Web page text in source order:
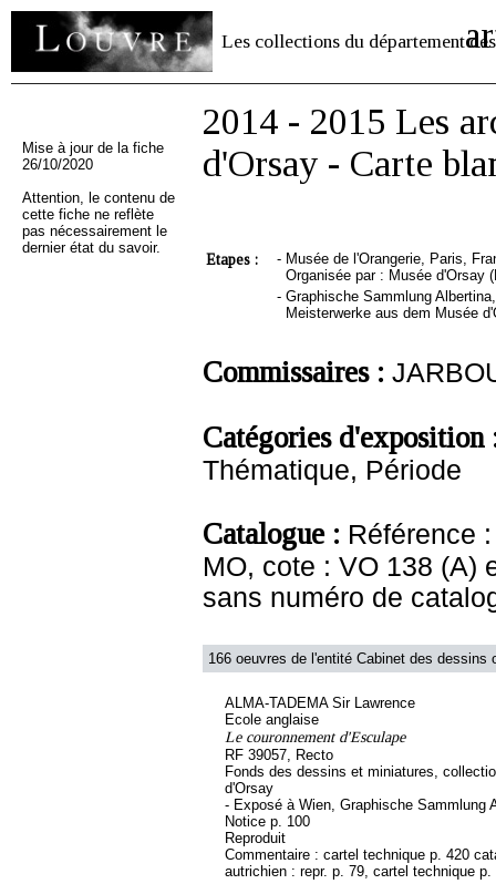
Les collections du département des
Mise à jour de la fiche
26/10/2020
Attention, le contenu de
cette fiche ne reflète
pas nécessairement le
dernier état du savoir.
2014 - 2015 Les
d'Orsay - Carte
Etapes : - Musée de l'Orangerie, Paris,
Organisée par : Musée d'Orsay
- Graphische Sammlung
Meisterwerke aus dem Musée
Commissaires :
Catégories
Thématique, Période
Catalogue : Référence
MO, cote : VO 138 (A)
sans numéro de
166 oeuvres de l'entité Cabinet des dessins
ALMA-TADEMA Sir Lawrence
Ecole anglaise
Le couronnement d'Esculape
RF 39057, Recto
Fonds des dessins et miniatures,
d'Orsay
- Exposé à Wien, Graphische Sammlung
Notice p. 100
Reproduit
Commentaire : cartel technique p. 420
autrichien : repr. p. 79, cartel technique p.